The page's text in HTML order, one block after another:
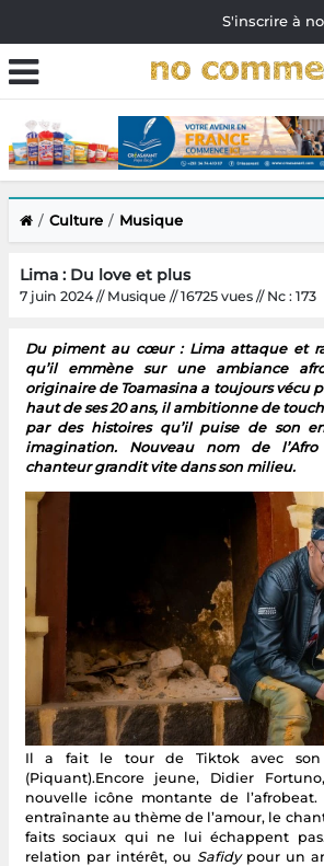
S'inscrire à
Culture Musique
Lima : Du love et plus
7 juin 2024 // Musique // 16725 vues // Nc : 173
Du piment au cœur : Lima attaque et
qu’il emmène sur une ambiance
originaire de Toamasina a toujours vécu
haut de ses 20 ans, il ambitionne de
par des histoires qu’il puise de son
imagination. Nouveau nom de
chanteur grandit vite dans son milieu.
Il a fait le tour de Tiktok avec
(Piquant).Encore jeune, Didier
nouvelle icône montante de
entraînante au thème de l’amour, le
faits sociaux qui ne lui échappent
relation par intérêt, ou Safidy pour un